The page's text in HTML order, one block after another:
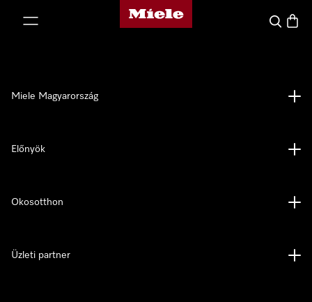
Miele honlapja
Kereses
Miele Magyarország
Előnyök
Okosotthon
Üzleti partner